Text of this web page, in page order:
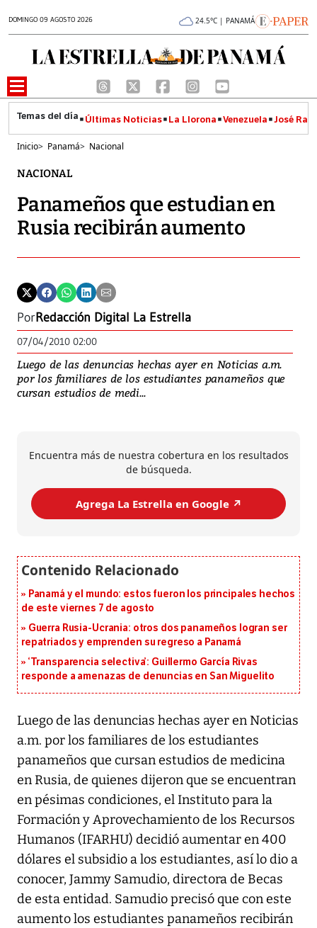
DOMINGO 09 AGOSTO 2026 24.5°C | PANAMÁ
Últimas Noticias La Llorona Venezuela José
Inicio> Panamá> Nacional
NACIONAL
Panameños que estudian en
Rusia recibirán aumento
PorRedacción Digital La Estrella
07/04/2010 02:00
Luego de las denuncias hechas ayer en Noticias a.m.
por los familiares de los estudiantes panameños que
cursan estudios de medi...
Encuentra más de nuestra cobertura en los resultados
de búsqueda.
Agrega La Estrella en Google ↗️
Panamá y el mundo: estos fueron los principales hechos
de este viernes 7 de agosto
Guerra Rusia-Ucrania: otros dos panameños logran ser
repatriados y emprenden su regreso a Panamá
‘Transparencia selectiva’: Guillermo García Rivas
responde a amenazas de denuncias en San Miguelito
Luego de las denuncias hechas ayer en Noticias
a.m. por los familiares de los estudiantes
panameños que cursan estudios de medicina
en Rusia, de quienes dijeron que se encuentran
en pésimas condiciones, el Instituto para la
Formación y Aprovechamiento de los Recursos
Humanos (IFARHU) decidió aumentar en 400
dólares el subsidio a los estudiantes, así lo dio a
conocer, Jammy Samudio, directora de Becas
de esta entidad. Samudio precisó que con este
aumento los estudiantes panameños recibirán